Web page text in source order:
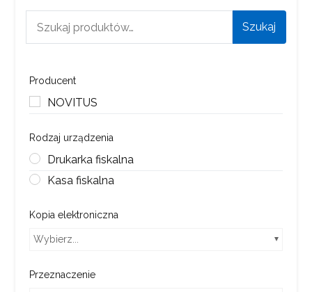
Szukaj
Producent
NOVITUS
Rodzaj urządzenia
Drukarka fiskalna
Kasa fiskalna
Kopia elektroniczna
Wybierz...
Przeznaczenie